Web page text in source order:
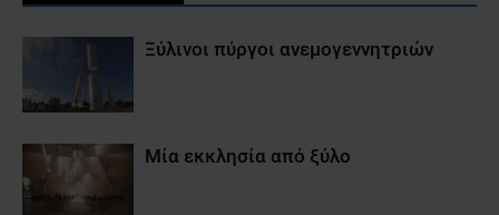
Ξύλινοι πύργοι ανεμογεννητριών
Μία εκκλησία από ξύλο